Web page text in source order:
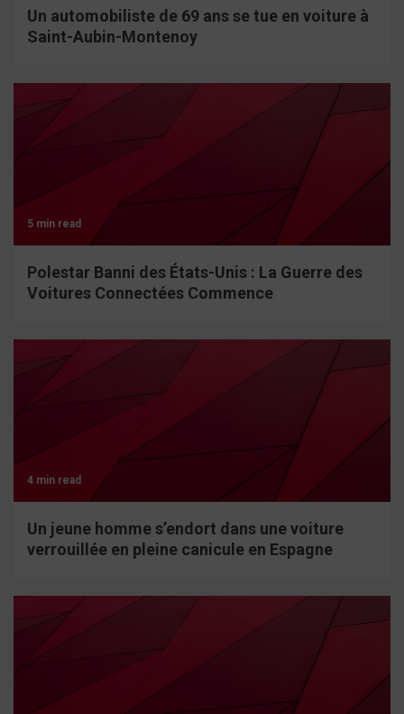
Un automobiliste de 69 ans se tue en voiture à
Saint-Aubin-Montenoy
5 min read
Polestar Banni des États-Unis : La Guerre des
Voitures Connectées Commence
4 min read
Un jeune homme s’endort dans une voiture
verrouillée en pleine canicule en Espagne